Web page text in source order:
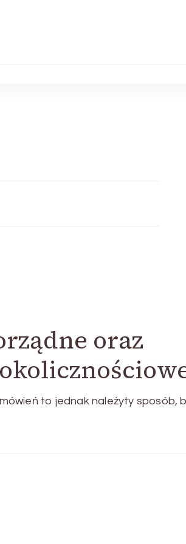
oraz
to jednak należyty sposób,